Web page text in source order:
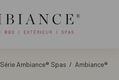
Série Ambiance® Spas / Ambiance®